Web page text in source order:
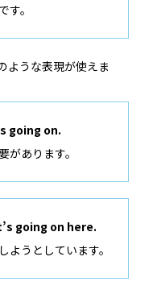
。
ような表現が使えま
going on.
あります。
going on here.
ようとしています。